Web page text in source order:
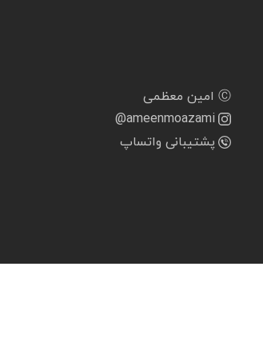
Ⓒ امین معظمی
@ameenmoazami
پشتیبانی واتساپ